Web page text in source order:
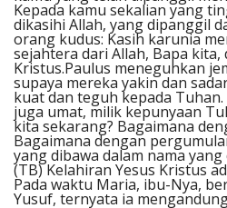
Kepada kamu sekalian yang
dikasihi Allah, yang dipanggil
orang kudus: Kasih karunia
sejahtera dari Allah, Bapa kita,
Kristus.Paulus meneguhkan
supaya mereka yakin dan
kuat dan teguh kepada
juga umat, milik kepunyaan
kita sekarang? Bagaimana
Bagaimana dengan
yang dibawa dalam nama
(TB) Kelahiran Yesus Kristus
Pada waktu Maria, ibu-Nya,
Yusuf, ternyata ia